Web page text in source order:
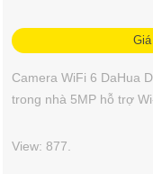
Camera WiFi 6 DaHua
trong nhà 5MP hỗ trợ
View: 877.